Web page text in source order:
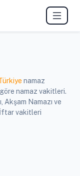
namaz
namaz vakitleri.
Akşam Namazı ve
İftar vakitleri